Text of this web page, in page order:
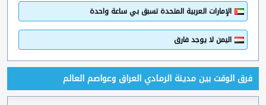
الإمارات العربية المتحدة تسبق بي ساعة واحدة
اليمن لا يوجد فارق
فرق الوقت بين مدينة الرمادي العراق وعواصم العالم